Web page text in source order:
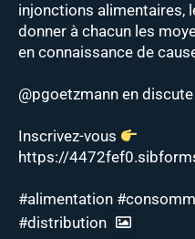
injonctions alimentaires,
donner à chacun les
en connaissance de
@pgoetzmann en
Inscrivez-vous
https://
#alimentation
#distribution